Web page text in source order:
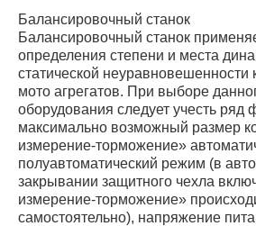
Балансировочный станок
Балансировочный станок
определения степени и места
статической неуравновешенности
мото агрегатов. При выборе
оборудования следует учесть ряд
максимально возможный размер
измерение-торможение»
полуавтоматический режим (в
закрывании защитного чехла
измерение-торможение»
самостоятельно), напряжение